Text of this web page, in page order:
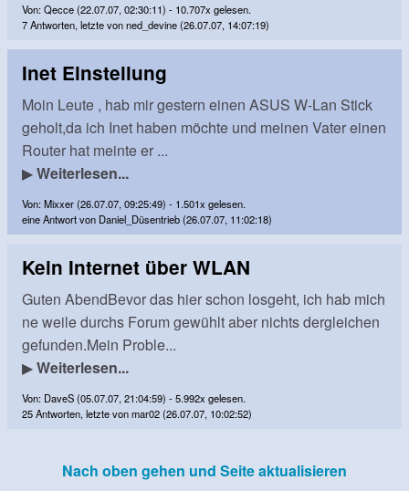
Von: Qecce (22.07.07, 02:30:11) - 10.707x gelesen.
7 Antworten, letzte von ned_devine (26.07.07, 14:07:19)
Inet Einstellung
Moin Leute , hab mir gestern einen ASUS W-Lan Stick
geholt,da ich Inet haben möchte und meinen Vater einen
Router hat meinte er ...
▶Weiterlesen...
Von: Mixxer (26.07.07, 09:25:49) - 1.501x gelesen.
eine Antwort von Daniel_Düsentrieb (26.07.07, 11:02:18)
Kein Internet über WLAN
Guten AbendBevor das hier schon losgeht, ich hab mich
ne weile durchs Forum gewühlt aber nichts dergleichen
gefunden.Mein Proble...
▶Weiterlesen...
Von: DaveS (05.07.07, 21:04:59) - 5.992x gelesen.
25 Antworten, letzte von mar02 (26.07.07, 10:02:52)
Nach oben gehen und Seite aktualisieren